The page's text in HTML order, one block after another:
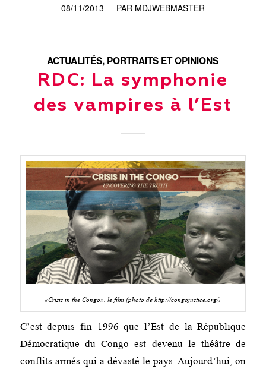
08/11/2013
/ PAR MDJWEBMASTER
ACTUALITÉS, PORTRAITS ET OPINIONS
RDC: La symphonie
des vampires à l’Est
«Crisis in the Congo», le film (photo de http://congojustice.org/)
C’est depuis fin 1996 que l’Est de la République
Démocratique du Congo est devenu le théâtre de
conflits armés qui a dévasté le pays. Aujourd’hui, on